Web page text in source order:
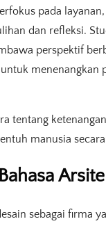
pada
dan refleksi.
perspektif
tentang
manusia secara
sebagai firma